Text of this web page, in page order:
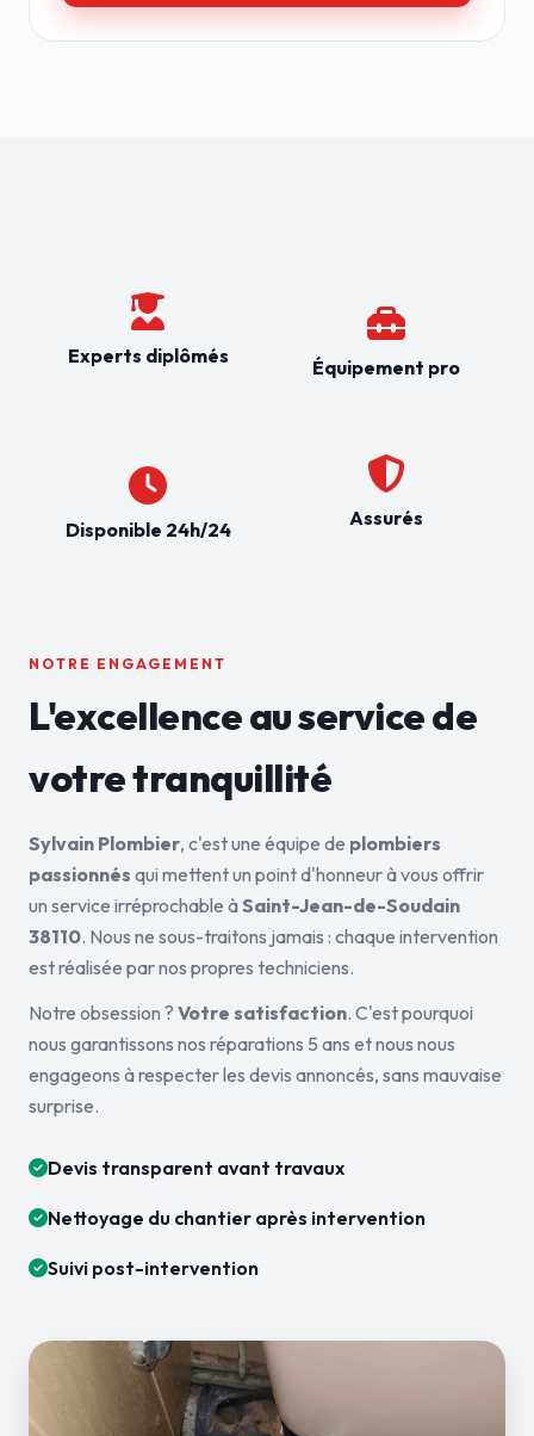
Experts diplômés
Disponible 24h/24
Équipement pro
Assurés
NOTRE ENGAGEMENT
L'excellence au service de
votre tranquillité
Sylvain Plombier, c'est une équipe de plombiers
passionnés qui mettent un point d'honneur à vous offrir
un service irréprochable àSaint-Jean-de-Soudain
38110. Nous ne sous-traitons jamais : chaque intervention
est réalisée par nos propres techniciens.
Notre obsession ? Votre satisfaction. C'est pourquoi
nous garantissons nos réparations 5 ans et nous nous
engageons à respecter les devis annoncés, sans mauvaise
surprise.
Devis transparent avant travaux
Nettoyage du chantier après intervention
Suivi post-intervention